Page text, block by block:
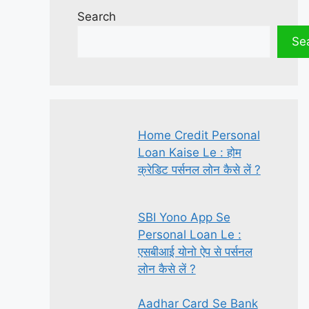
Search
Home Credit Personal
Loan Kaise Le : होम
क्रेडिट पर्सनल लोन कैसे लें ?
SBI Yono App Se
Personal Loan Le :
एसबीआई योनो ऐप से पर्सनल
लोन कैसे लें ?
Aadhar Card Se Bank